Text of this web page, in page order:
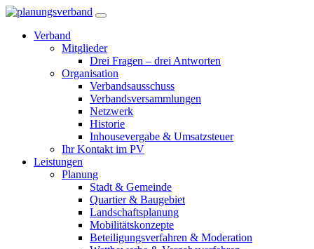
Verband
Mitglieder
Drei Fragen – drei Antworten
Organisation
Verbandsausschuss
Verbandsversammlungen
Netzwerk
Historie
Inhousevergabe & Umsatzsteuer
Ihr Kontakt im PV
Leistungen
Planung
Stadt & Gemeinde
Quartier & Baugebiet
Landschaftsplanung
Mobilitätskonzepte
Beteiligungsverfahren & Moderation